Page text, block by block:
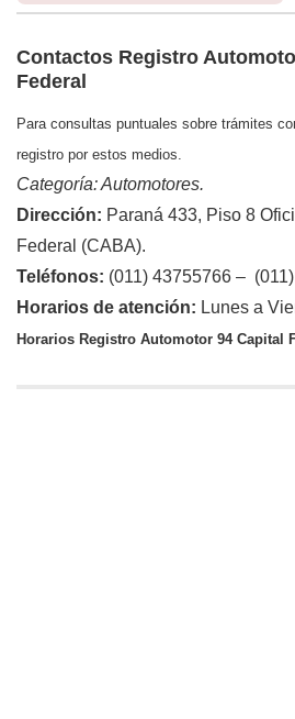
Contactos Registro
Federal
Para consultas puntuales sobre trámites
registro por estos medios.
Categoría: Automotores.
Dirección: Paraná 433, Piso 8
Federal (CABA).
Teléfonos: (011) 43755766 –
Horarios de atención: Lunes a
Horarios Registro Automotor 94 Capital